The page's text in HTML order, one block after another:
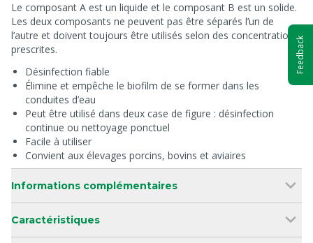
Le composant A est un liquide et le composant B est un solide.
Les deux composants ne peuvent pas être séparés l’un de
l’autre et doivent toujours être utilisés selon des concentrations
prescrites.
Désinfection fiable
Élimine et empêche le biofilm de se former dans les
conduites d’eau
Peut être utilisé dans deux case de figure : désinfection
continue ou nettoyage ponctuel
Facile à utiliser
Convient aux élevages porcins, bovins et aviaires
Informations complémentaires
Caractéristiques
Feedback